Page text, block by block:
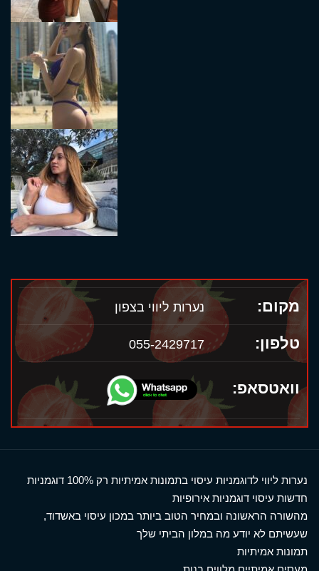
מקום: נערות ליווי בצפון
טלפון: 055-2429717
וואטסאפ:
נערות ליווי לדוגמניות עיסוי בתמונות אמיתיות רק 100% דוגמניות
חדשות עיסוי דוגמניות אירופיות
מהשורה הראשונה ובמחיר הטוב ביותר במכון עיסוי באשדוד,
שעשיתם לא יודע מה במלון הביתי שלך
תמונות אמיתיות